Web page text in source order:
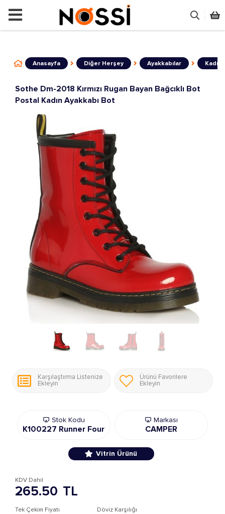
ÜRÜNLERİN TAMAMI DEMODUR
Anasayfa Diğer Herşey Ayakkabılar Kadın
Sothe Dm-2018 Kırmızı Rugan Bayan Bağcıklı Bot
Postal Kadın Ayakkabı Bot
Karşılaştırma Listenize
Ekleyin
Ürünü Favorilere
Ekleyin
Stok Kodu
K100227 Runner Four
Markası
CAMPER
Vitrin Ürünü
265.50 TL
KDV Dahil
Tek Çekim Fiyatı Döviz Karşılığı